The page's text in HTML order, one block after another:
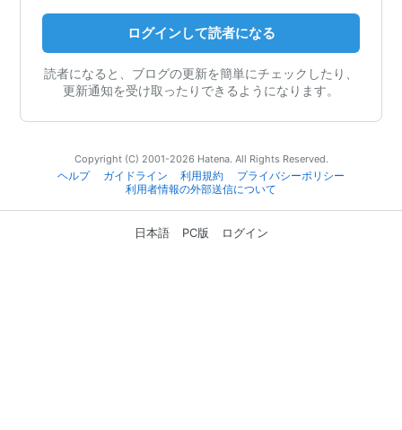
ログインして読者になる
読者になると、ブログの更新を簡単にチェックしたり、
更新通知を受け取ったりできるようになります。
Copyright (C) 2001-2026 Hatena. All Rights Reserved.
ヘルプ
ガイドライン 利用規約
プライバシーポリシー
利用者情報の外部送信について
日本語 PC版 ログイン